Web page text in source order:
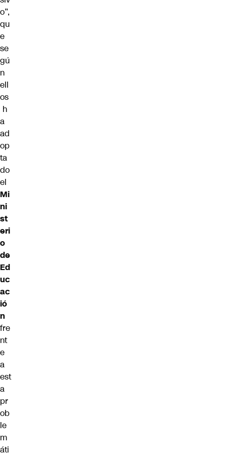
o”,
qu
e
se
gú
n
ell
os
h
a
ad
op
ta
do
el
Mi
ni
st
eri
o
de
Ed
uc
ac
ió
n
fre
nt
e
a
est
a
pr
ob
le
m
áti